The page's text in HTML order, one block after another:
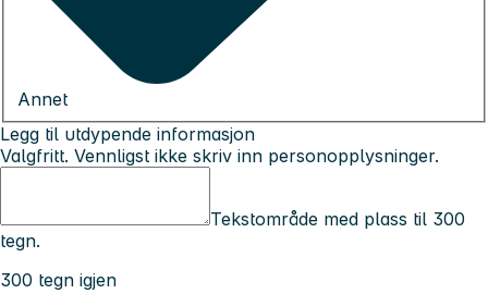
Annet
Legg til utdypende informasjon
Valgfritt. Vennligst ikke skriv inn personopplysninger.
Tekstområde med plass til 300
tegn.
300 tegn igjen